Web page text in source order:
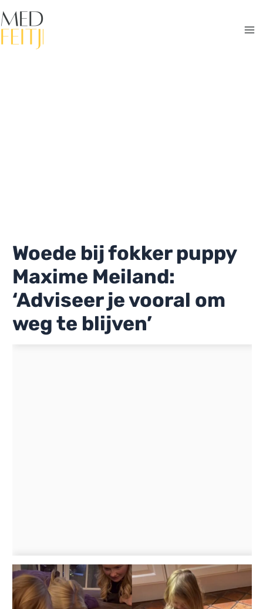
naar
de
Woede bij fokker puppy
Maxime Meiland:
‘Adviseer je vooral om
weg te blijven’